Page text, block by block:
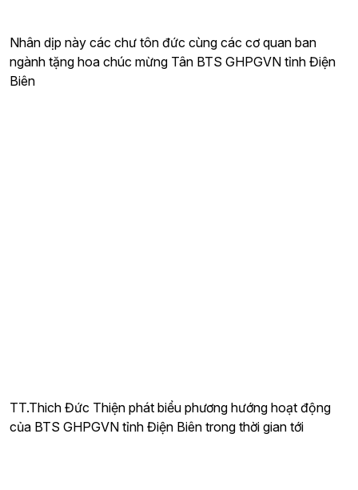
Nhân dịp này các chư tôn đức cùng các cơ quan ban
ngành tặng hoa chúc mừng Tân BTS GHPGVN tỉnh Điện
Biên
TT.Thich Đức Thiện phát biểu phương hướng hoạt động
của BTS GHPGVN tỉnh Điện Biên trong thời gian tới